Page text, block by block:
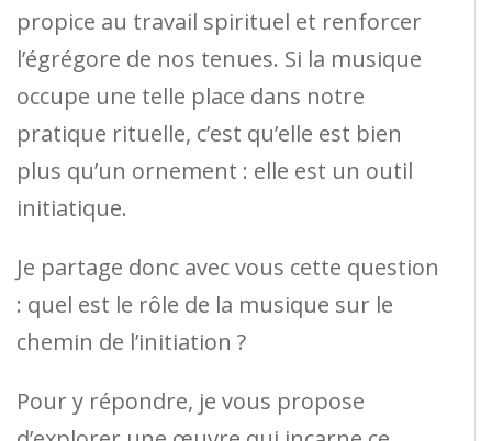
propice au travail spirituel et renforcer
l’égrégore de nos tenues. Si la musique
occupe une telle place dans notre
pratique rituelle, c’est qu’elle est bien
plus qu’un ornement : elle est un outil
initiatique.
Je partage donc avec vous cette question
: quel est le rôle de la musique sur le
chemin de l’initiation ?
Pour y répondre, je vous propose